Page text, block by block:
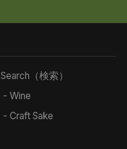
Search（検索）
- Wine
- Craft Sake